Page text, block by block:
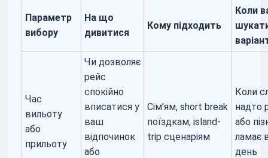
Параметр
вибору
На що
дивитися
Кому підходить
Коли
Час
вильоту
або
прильоту
Чи дозволяє
рейс
спокійно
вписатися у
ваш
відпочинок
або
Сім’ям, short break
поїздкам, island-
trip сценаріям
Коли
надто
або
ламає
день